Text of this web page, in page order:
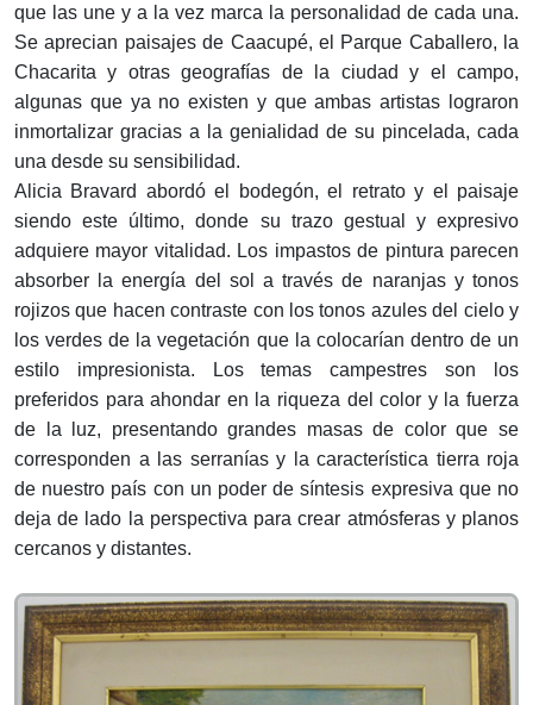
que las une y a la vez marca la personalidad de cada una.
Se aprecian paisajes de Caacupé, el Parque Caballero, la
Chacarita y otras geografías de la ciudad y el campo,
algunas que ya no existen y que ambas artistas lograron
inmortalizar gracias a la genialidad de su pincelada, cada
una desde su sensibilidad.
Alicia Bravard abordó el bodegón, el retrato y el paisaje
siendo este último, donde su trazo gestual y expresivo
adquiere mayor vitalidad. Los impastos de pintura parecen
absorber la energía del sol a través de naranjas y tonos
rojizos que hacen contraste con los tonos azules del cielo y
los verdes de la vegetación que la colocarían dentro de un
estilo impresionista. Los temas campestres son los
preferidos para ahondar en la riqueza del color y la fuerza
de la luz, presentando grandes masas de color que se
corresponden a las serranías y la característica tierra roja
de nuestro país con un poder de síntesis expresiva que no
deja de lado la perspectiva para crear atmósferas y planos
cercanos y distantes.